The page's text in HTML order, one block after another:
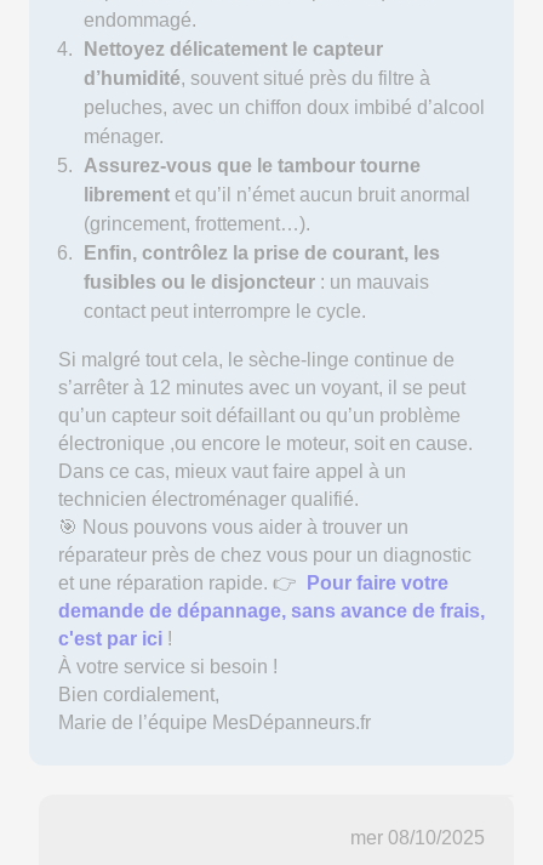
endommagé.
Nettoyez délicatement le capteur
d’humidité, souvent situé près du filtre à
peluches, avec un chiffon doux imbibé d’alcool
ménager.
Assurez-vous que le tambour tourne
librement et qu’il n’émet aucun bruit anormal
(grincement, frottement…).
Enfin, contrôlez la prise de courant, les
fusibles ou le disjoncteur : un mauvais
contact peut interrompre le cycle.
Si malgré tout cela, le sèche-linge continue de
s’arrêter à 12 minutes avec un voyant, il se peut
qu’un capteur soit défaillant ou qu’un problème
électronique ,ou encore le moteur, soit en cause.
Dans ce cas, mieux vaut faire appel à un
technicien électroménager qualifié.
🎯 Nous pouvons vous aider à trouver un
réparateur près de chez vous pour un diagnostic
et une réparation rapide. 👉
Pour faire votre
demande de dépannage, sans avance de frais,
c'est par ici !
À votre service si besoin !
Bien cordialement,
Marie de l’équipe MesDépanneurs.fr
mer 08/10/2025